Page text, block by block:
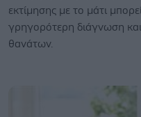
εκτίμησης με το μάτι
γρηγορότερη διάγνωση
θανάτων.